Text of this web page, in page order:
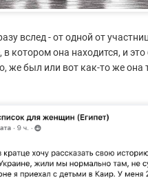
вслед - от одной от
в котором она находится, и
же был или вот как-то же она